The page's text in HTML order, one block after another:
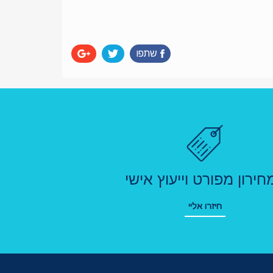
שתפו
מפורט וייעוץ אישי
חיזרו אליי